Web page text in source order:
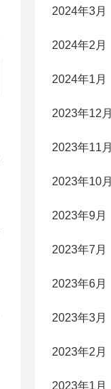
2024年3月
2024年2月
2024年1月
2023年12月
2023年11月
2023年10月
2023年9月
2023年7月
2023年6月
2023年3月
2023年2月
2023年1月